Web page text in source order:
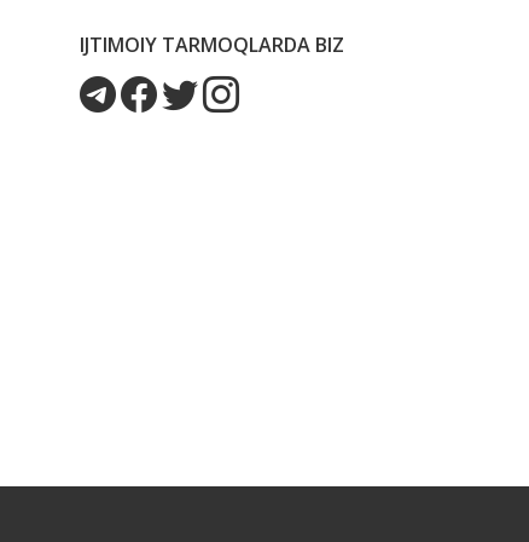
IJTIMOIY TARMOQLARDA BIZ